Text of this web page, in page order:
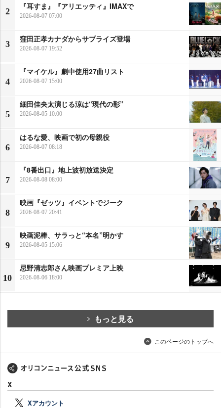
2
『耳すま』『アリエッティ』IMAXで
2026-08-07 07:00
3
窪田正孝カナダからサプライズ登場
2026-08-07 19:52
4
『マイケル』劇中使用27曲リスト
2026-08-07 15:00
5
細田佳央太演じる涼は“現代の彰”
2026-08-05 10:00
6
はるな愛、映画で初の母親役
2026-08-07 08:18
7
『8番出口』地上波初放送決定
2026-08-08 08:00
8
映画『ゼッツ』イベントでジーク
2026-08-07 20:41
9
映画泥棒、サラっと“本名”明かす
2026-08-05 15:06
10
忌野清志郎さん映画プレミア上映
2026-08-06 18:00
もっと見る
このページのトップへ
X
Xアカウント